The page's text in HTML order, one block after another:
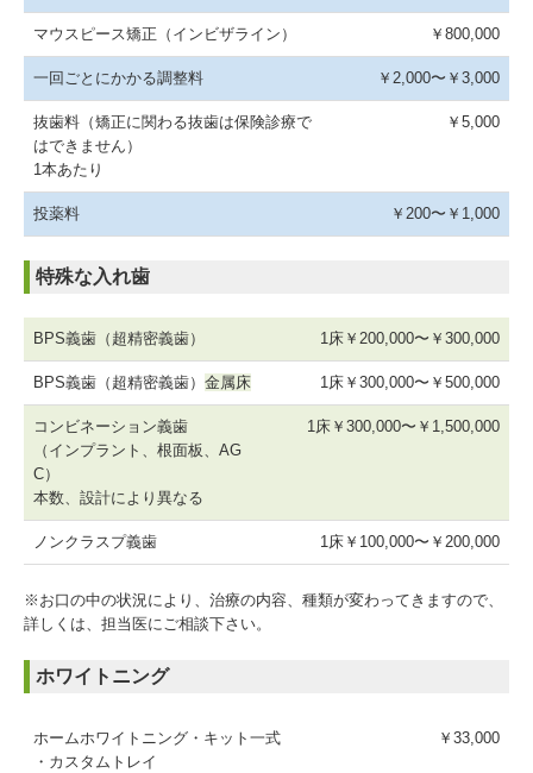
マウスピース矯正（インビザライン） ￥800,000
一回ごとにかかる調整料 ￥2,000〜￥3,000
抜歯料（矯正に関わる抜歯は保険診療で
はできません）
1本あたり
￥5,000
投薬料 ￥200〜￥1,000
特殊な入れ歯
BPS義歯（超精密義歯） 1床 ￥200,000〜￥300,000
BPS義歯（超精密義歯） 金属床 1床￥300,000〜￥500,000
コンビネーション義歯
（インプラント、根面板、AG
C）
本数、設計により異なる
1床￥300,000〜￥1,500,000
ノンクラスプ義歯 1床￥100,000〜￥200,000
※お口の中の状況により、治療の内容、種類が変わってきますので、
詳しくは、担当医にご相談下さい。
ホワイトニング
ホームホワイトニング・キット一式
・カスタムトレイ
￥33,000